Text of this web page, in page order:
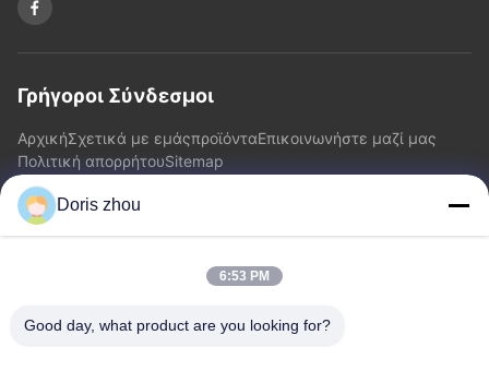
Γρήγοροι Σύνδεσμοι
ΑρχικήΣχετικά με εμάςπροϊόνταΕπικοινωνήστε μαζί μας
Πολιτική απορρήτουSitemap
Επικοινωνήστε μαζί μας
Διεύθυνση: Δρόμος Chaoyang, κωμόπολη Zhotie, πόλη
Doris zhou
6:53 PM
Good day, what product are you looking for?